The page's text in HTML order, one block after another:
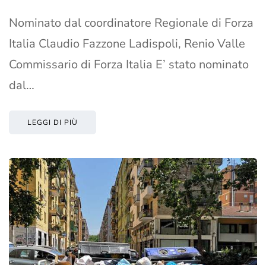
Nominato dal coordinatore Regionale di Forza
Italia Claudio Fazzone Ladispoli, Renio Valle
Commissario di Forza Italia E’ stato nominato
dal…
LEGGI DI PIÙ